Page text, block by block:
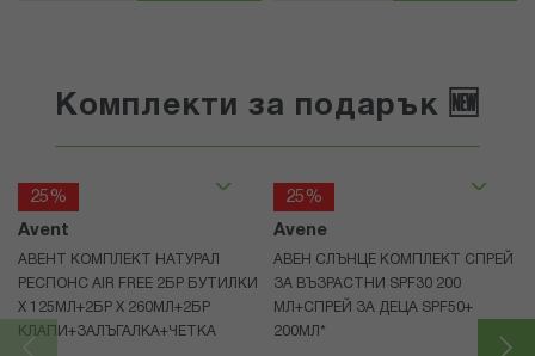
Комплекти за подарък 🆕
25%
Avent
АВЕНТ КОМПЛЕКТ НАТУРАЛ
РЕСПОНС AIR FREE 2БР БУТИЛКИ
Х 125МЛ+2БР Х 260МЛ+2БР
КЛАПИ+ЗАЛЪГАЛКА+ЧЕТКА
25%
Avene
АВЕН СЛЪНЦЕ КОМПЛЕКТ СПРЕЙ
ЗА ВЪЗРАСТНИ SPF30 200
МЛ+СПРЕЙ ЗА ДЕЦА SPF50+
200МЛ*